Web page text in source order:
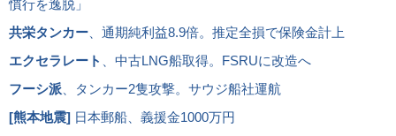
慣行を逸脱」
共栄タンカー 、通期純利益8.9倍。推定全損で保険金計上
エクセラレート
、中古LNG船取得。FSRUに改造へ
フーシ派 、タンカー2隻攻撃。サウジ船社運航
[熊本地震] 日本郵船、義援金1000万円